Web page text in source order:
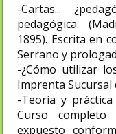
-Cartas...
pedagógica.
1895). Escrita en
Serrano y
-¿Cómo utilizar
Imprenta Sucursal
-Teoría y
Curso completo
expuesto